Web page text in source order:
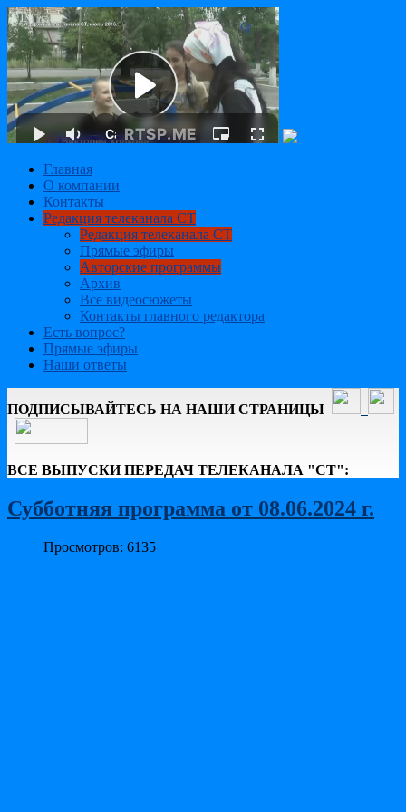
Главная
О компании
Контакты
Редакция телеканала СТ
Редакция телеканала СТ
Прямые эфиры
Авторские программы
Архив
Все видеосюжеты
Контакты главного редактора
Есть вопрос?
Прямые эфиры
Наши ответы
ПОДПИСЫВАЙТЕСЬ НА НАШИ СТРАНИЦЫ
ВСЕ ВЫПУСКИ ПЕРЕДАЧ ТЕЛЕКАНАЛА "СТ":
Субботняя программа от 08.06.2024 г.
Просмотров: 6135